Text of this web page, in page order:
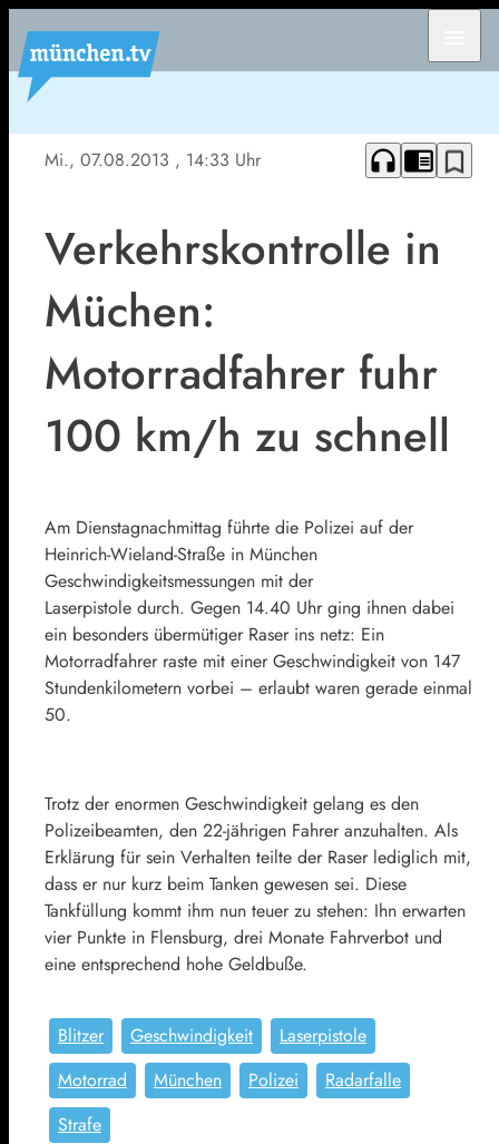
Mi., 07.08.2013 , 14:33 Uhr headphones chrome_reader_mode bookmark_border
Verkehrskontrolle in
Müchen:
Motorradfahrer fuhr
100 km/h zu schnell
Am Dienstagnachmittag führte die Polizei auf der
Heinrich-Wieland-Straße in München
Geschwindigkeitsmessungen mit der
Laserpistole durch. Gegen 14.40 Uhr ging ihnen dabei
ein besonders übermütiger Raser ins netz: Ein
Motorradfahrer raste mit einer Geschwindigkeit von 147
Stundenkilometern vorbei – erlaubt waren gerade einmal
50.
Trotz der enormen Geschwindigkeit gelang es den
Polizeibeamten, den 22-jährigen Fahrer anzuhalten. Als
Erklärung für sein Verhalten teilte der Raser lediglich mit,
dass er nur kurz beim Tanken gewesen sei. Diese
Tankfüllung kommt ihm nun teuer zu stehen: Ihn erwarten
vier Punkte in Flensburg, drei Monate Fahrverbot und
eine entsprechend hohe Geldbuße.
Blitzer Geschwindigkeit
Laserpistole
Motorrad
München Polizei
Radarfalle
Strafe